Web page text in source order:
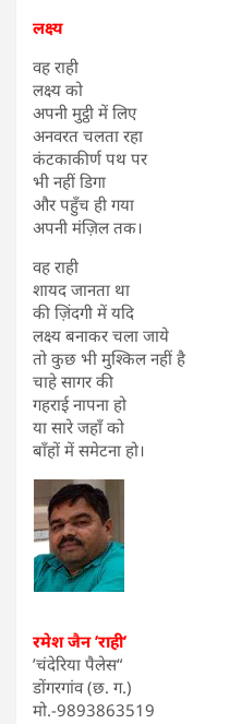
लक्ष्य
वह राही
लक्ष्य को
अपनी मुट्ठी में लिए
अनवरत चलता रहा
कंटकाकीर्ण पथ पर
भी नहीं डिगा
और पहुँच ही गया
अपनी मंज़िल तक।
वह राही
शायद जानता था
की ज़िंदगी में यदि
लक्ष्य बनाकर चला जाये
तो कुछ भी मुश्किल नहीं है
चाहे सागर की
गहराई नापना हो
या सारे जहाँ को
बाँहों में समेटना हो।
रमेश जैन ’राही’
’चंदेरिया पैलेस“
डोंगरगांव (छ. ग.)
मो.-9893863519